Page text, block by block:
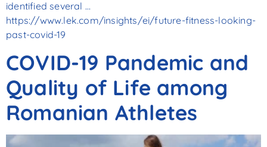
identified several …
https://www.lek.com/insights/ei/future-fitness-looking-
past-covid-19
COVID-19 Pandemic and
Quality of Life among
Romanian Athletes